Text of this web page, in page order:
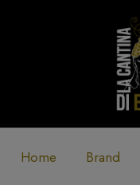
Home Brand